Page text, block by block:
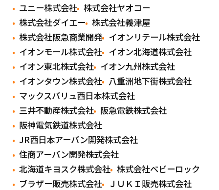
ユニー株式会社 株式会社ヤオコー
株式会社ダイエー 株式会社義津屋
株式会社阪急商業開発
イオンリテール株式会社
イオンモール株式会社
イオン北海道株式会社
イオン東北株式会社
イオン九州株式会社
イオンタウン株式会社
八重洲地下街株式会社
マックスバリュ西日本株式会社
三井不動産株式会社 阪急電鉄株式会社
阪神電気鉄道株式会社
JR西日本アーバン開発株式会社
住商アーバン開発株式会社
北海道キヨスク株式会社 株式会社ベビーロック
ブラザー販売株式会社
ＪＵＫＩ販売株式会社